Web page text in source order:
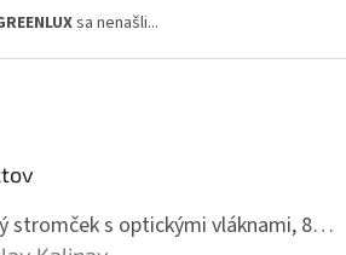
sa nenašli...
LED umelý stromček s optickými vláknami, 80 cm